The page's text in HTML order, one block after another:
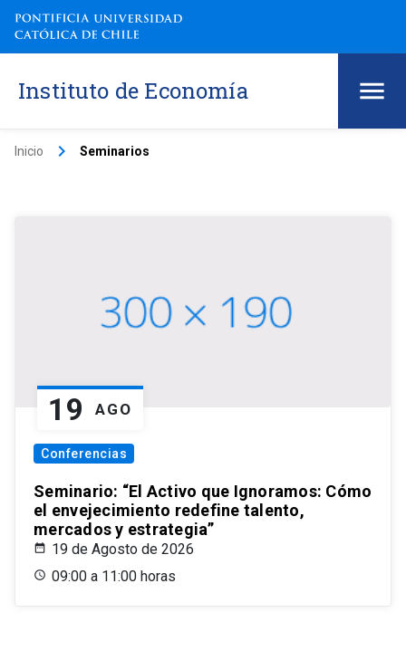
Instituto de Economía
Inicio keyboard_arrow_right Seminarios
19 AGO
Conferencias
Seminario: “El Activo que Ignoramos: Cómo
el envejecimiento redefine talento,
mercados y estrategia”
19 de Agosto de 2026
09:00 a 11:00 horas